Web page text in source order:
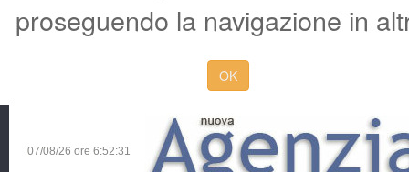
proseguendo la navigazione in
OK
07/08/26 ore 6:52:31